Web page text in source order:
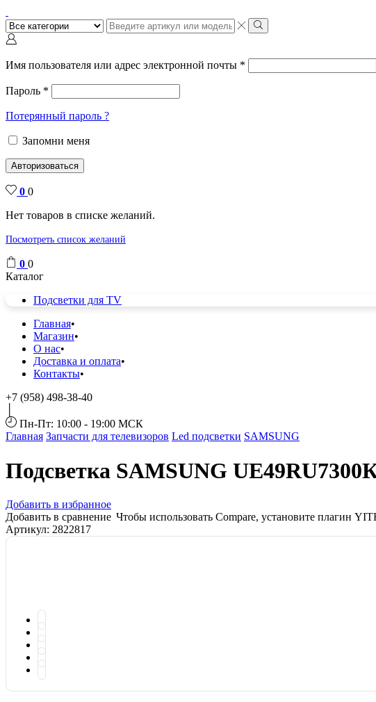
Поиск
ввода
Поиск
Имя пользователя или адрес электронной почты *
Пароль *
Потерянный пароль ?
Запомни меня
Авторизоваться
0 0
Нет товаров в списке желаний.
Посмотреть список желаний
0 0
Каталог
Подсветки для TV
Главная
Магазин
О нас
Доставка и оплата
Контакты
+7 (958) 498-38-40
Пн-Пт: 10:00 - 19:00 МСК
Главная Запчасти для телевизоров Led подсветки SAMSUNG
Подсветка SAMSUNG
Добавить в избранное
Добавить в сравнение Чтобы использовать Compare, установите плагин
Артикул: 2822817